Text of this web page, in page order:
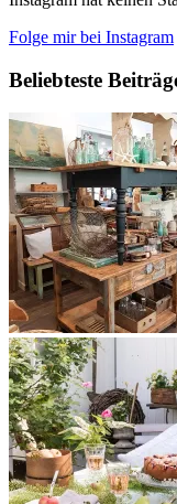
Folge mir bei Instagram
Beliebteste